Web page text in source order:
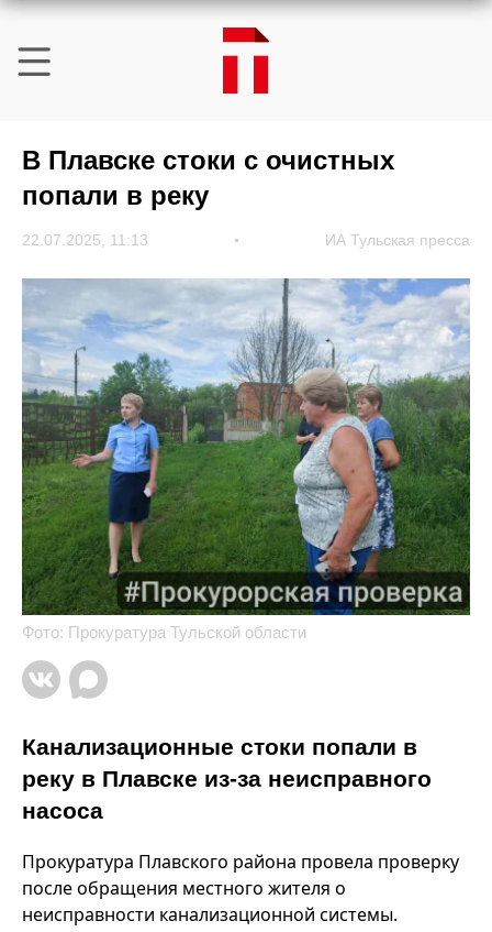
В Плавске стоки с очистных
попали в реку
22.07.2025, 11:13 ИА Тульская пресса
Фото: Прокуратура Тульской области
Канализационные стоки попали в
реку в Плавске из-за неисправного
насоса
Прокуратура Плавского района провела проверку
после обращения местного жителя о
неисправности канализационной системы.